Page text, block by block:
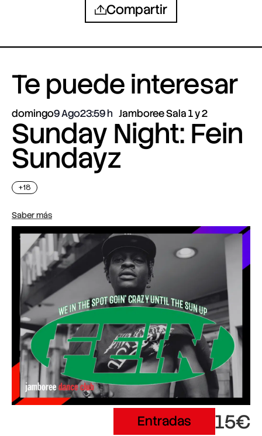
Compartir
Te puede interesar
domingo9 Ago23:59 Jamboree Sala 1 y 2
Sunday Night: Fein
Sundayz
+18
Saber más
Entradas 15€